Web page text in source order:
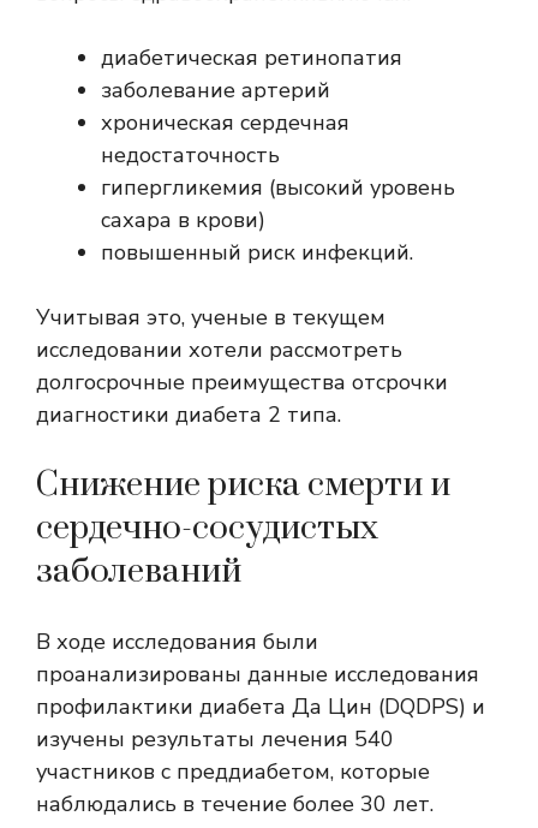
диабетическая ретинопатия
заболевание артерий
хроническая сердечная
недостаточность
гипергликемия (высокий уровень
сахара в крови)
повышенный риск инфекций.
Учитывая это, ученые в текущем
исследовании хотели рассмотреть
долгосрочные преимущества отсрочки
диагностики диабета 2 типа.
Снижение риска смерти и
сердечно-сосудистых
заболеваний
В ходе исследования были
проанализированы данные исследования
профилактики диабета Да Цин (DQDPS) и
изучены результаты лечения 540
участников с преддиабетом, которые
наблюдались в течение более 30 лет.